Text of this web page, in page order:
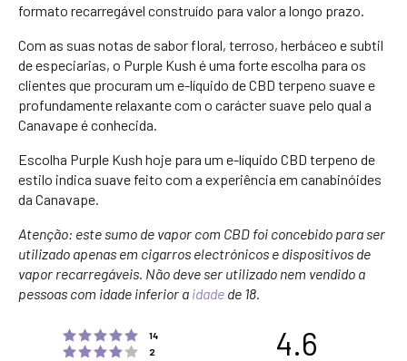
formato recarregável construído para valor a longo prazo.
Com as suas notas de sabor floral, terroso, herbáceo e subtil
de especiarias, o Purple Kush é uma forte escolha para os
clientes que procuram um e-líquido de CBD terpeno suave e
profundamente relaxante com o carácter suave pelo qual a
Canavape é conhecida.
Escolha Purple Kush hoje para um e-líquido CBD terpeno de
estilo indica suave feito com a experiência em canabinóides
da Canavape.
Atenção: este sumo de vapor com CBD foi concebido para ser
utilizado apenas em cigarros electrónicos e dispositivos de
vapor recarregáveis. Não deve ser utilizado nem vendido a
pessoas com idade inferior a idade de 18.
Rating 5 out of 5 stars
14
Rating 4 out of 5 stars
2 4.6